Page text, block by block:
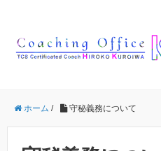
ホーム / 守秘義務について